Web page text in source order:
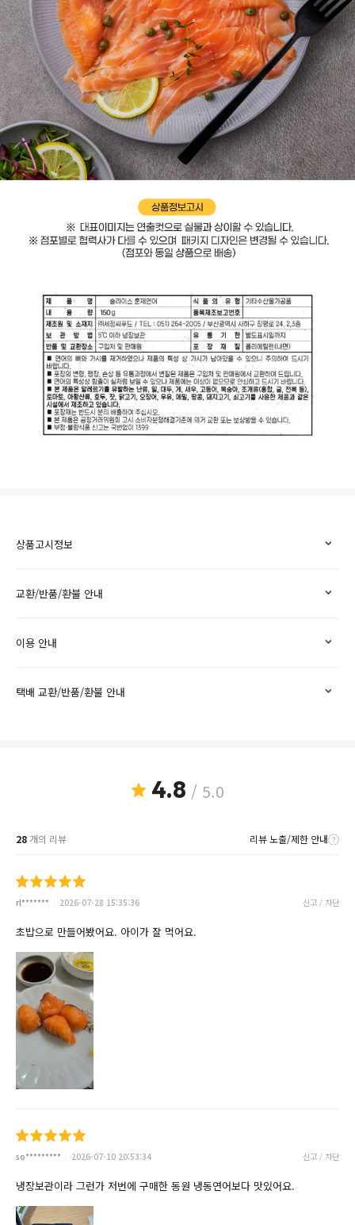
상품고시정보
교환/반품/환불 안내
이용 안내
택배 교환/반품/환불 안내
4.8 / 5.0
28개의 리뷰 리뷰 노출/제한 안내
rl******* 2026-07-28 15:35:36 신고 / 차단
초밥으로 만들어봤어요. 아이가 잘 먹어요.
so********* 2026-07-10 20:53:34 신고 / 차단
냉장보관이라 그런가 저번에 구매한 동원 냉동연어보다 맛있어요.